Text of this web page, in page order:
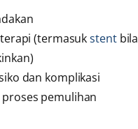
(termasukstentbila
dan komplikasi
pemulihan